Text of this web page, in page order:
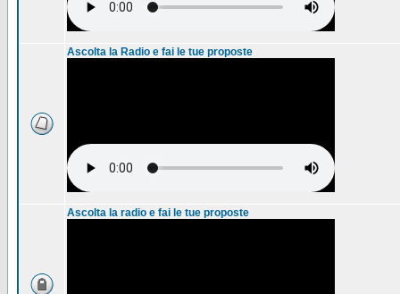
Ascolta la Radio e fai le tue proposte
Ascolta la radio e fai le tue proposte